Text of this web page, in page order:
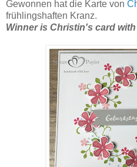
Gewonnen hat die Karte von
frühlingshaften Kranz.
Winner is Christin's card